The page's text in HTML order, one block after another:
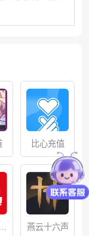
比心充值
燕云十六声